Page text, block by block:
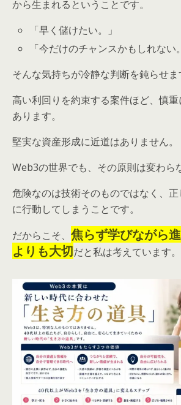
から生まれるということです。
「早く儲けたい。」
「今だけのチャンスかもしれない
そんな気持ちが冷静な判断を鈍らせま
高い利回りを約束する案件ほど、慎
あります。
堅実な資産形成に近道はありません。
Web3の世界でも、その原則は変わら
危険なのは技術そのものではなく、
に行動してしまうことです。
だからこそ、 焦らず学びながら
よりも大切だと私は考えています。